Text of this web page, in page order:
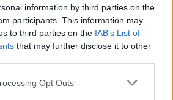
information by third parties on the
participants. This information may
to third parties on the IAB’s List of
that may further disclose it to other
Opt Outs